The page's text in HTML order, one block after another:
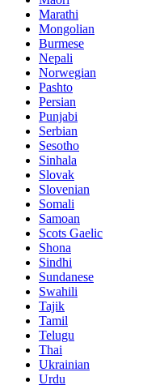
Marathi
Mongolian
Burmese
Nepali
Norwegian
Pashto
Persian
Punjabi
Serbian
Sesotho
Sinhala
Slovak
Slovenian
Somali
Samoan
Scots Gaelic
Shona
Sindhi
Sundanese
Swahili
Tajik
Tamil
Telugu
Thai
Ukrainian
Urdu